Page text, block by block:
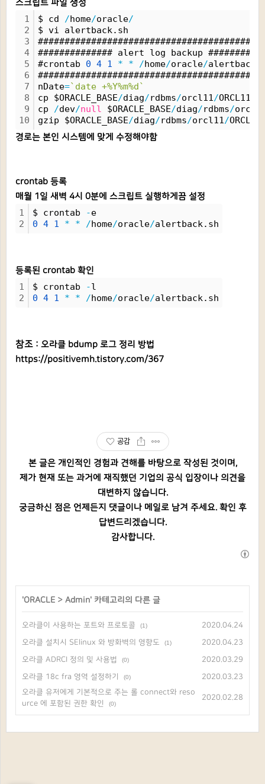
스크립트 파일 생성
1
2
3
4
5
6
7
8
9
10
$ cd /home/oracle/
$ vi alertback.sh
############## alert log backup
#crontab 0 4 1 * * /home/oracle/
nDate=`date +%Y%m%d`
cp $ORACLE_BASE/diag/rdbms/orcl11/ORCL11
cp /dev/null $ORACLE_BASE/diag/rdbms/
gzip $ORACLE_BASE/diag/rdbms/orcl11/ORCL11
경로는 본인 시스템에 맞게 수정해야함
crontab 등록
매월 1일 새벽 4시 0분에 스크립트 실행하게끔 설정
1
2
$ crontab -e
0 4 1 * * /home/oracle/alertback.sh
등록된 crontab 확인
1
2
$ crontab -l
0 4 1 * * /home/oracle/alertback.sh
참조 : 오라클 bdump 로그 정리 방법
https://positivemh.tistory.com/367
공감
본 글은 개인적인 경험과 견해를 바탕으로 작성된 것이며,
제가 현재 또는 과거에 재직했던 기업의 공식 입장이나 의견을
대변하지 않습니다.
궁금하신 점은 언제든지 댓글이나 메일로 남겨 주세요. 확인 후
답변드리겠습니다.
감사합니다.
'ORACLE > Admin' 카테고리의 다른 글
오라클이 사용하는 포트와 프로토콜 (1) 2020.04.24
오라클 설치시 SElinux 와 방화벽의 영향도 (1) 2020.04.23
오라클 ADRCI 정의 및 사용법 (0) 2020.03.29
오라클 18c fra 영역 설정하기 (0)
2020.03.23
오라클 유저에게 기본적으로 주는 롤 connect와 reso
urce 에 포함된 권한 확인
(0)
2020.02.28